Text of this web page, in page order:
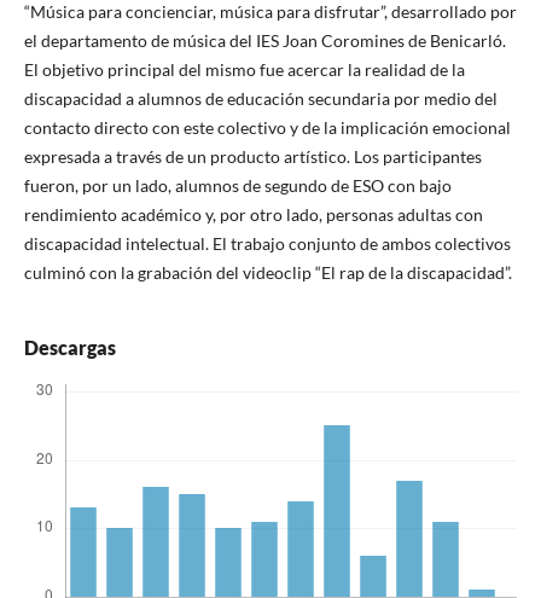
“Música para concienciar, música para disfrutar”, desarrollado por
el departamento de música del IES Joan Coromines de Benicarló.
El objetivo principal del mismo fue acercar la realidad de la
discapacidad a alumnos de educación secundaria por medio del
contacto directo con este colectivo y de la implicación emocional
expresada a través de un producto artístico. Los participantes
fueron, por un lado, alumnos de segundo de ESO con bajo
rendimiento académico y, por otro lado, personas adultas con
discapacidad intelectual. El trabajo conjunto de ambos colectivos
culminó con la grabación del videoclip “El rap de la discapacidad”.
Descargas